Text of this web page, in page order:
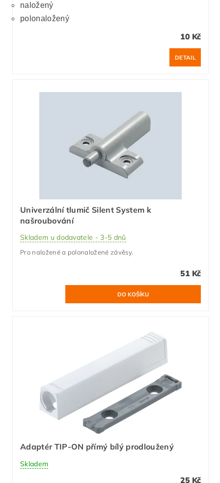
naložený
polonaložený
10 Kč
DETAIL
Univerzální tlumič Silent System k
našroubování
Skladem u dodavatele - 3-5 dnů
Pro naložené a polonaložené závěsy.
51 Kč
Adaptér TIP-ON přímý bílý prodloužený
Skladem
25 Kč